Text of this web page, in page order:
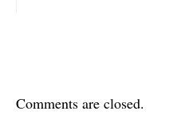
Comments are closed.